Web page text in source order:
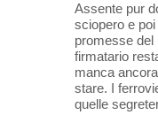
Assente pur
sciopero e
promesse del
firmatario
manca
stare. I
quelle